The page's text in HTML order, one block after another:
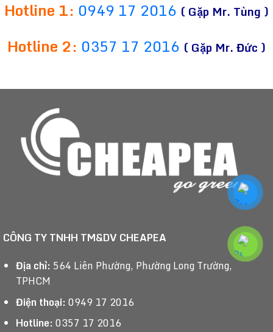
Hotline 1: 0949 17 2016 ( Gặp Mr. Tùng )
Hotline 2: 0357 17 2016 ( Gặp Mr. Đức )
CÔNG TY TNHH TM&DV CHEAPEA
Địa chỉ: 564 Liên Phường, Phường Long Trường,
TPHCM
Điện thoại: 0949 17 2016
Hotline: 0357 17 2016